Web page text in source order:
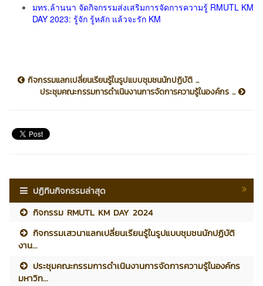
มทร.ล้านนา จัดกิจกรรมส่งเสริมการจัดการความรู้ RMUTL KM
DAY 2023: รู้จัก รู้หลัก แล้วจะรัก KM
กิจกรรมแลกเปลี่ยนเรียนรู้ในรูปแบบชุมชนนักปฏิบัติ ...
ประชุมคณะกรรมการดำเนินงานการจัดการความรู้ในองค์กร ...
ปฏิทินกิจกรรมล่าสุด
กิจกรรม RMUTL KM DAY 2024
กิจกรรมเสวนาแลกเปลี่ยนเรียนรู้ในรูปแบบชุมชนนักปฏิบัติ
งาน...
ประชุมคณะกรรมการดำเนินงานการจัดการความรู้ในองค์กร
มหาวิท...